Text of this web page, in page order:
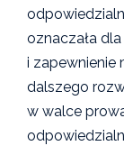
oznaczała
i zapewnienie
dalszego
w walce